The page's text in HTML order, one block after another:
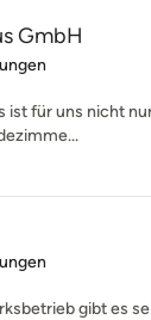
GmbH
4.6 von 5 Sternen
ist für uns nicht
5 von 5 Sternen
gibt es